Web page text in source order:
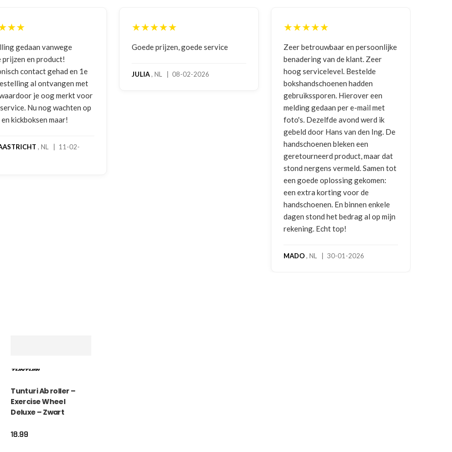
prijzen, goede service
, NL | 08-02-2026
★★★★★
Zeer betrouwbaar en persoonlijke
hoog servicelevel. Bestelde
★★★★★
Goede communicatie, artikel goed
ontvangen
NICO VERMUNICHT, BE | 29-01-
2026
Tunturi Ab roller –
Exercise Wheel
Deluxe – Zwart
18.99